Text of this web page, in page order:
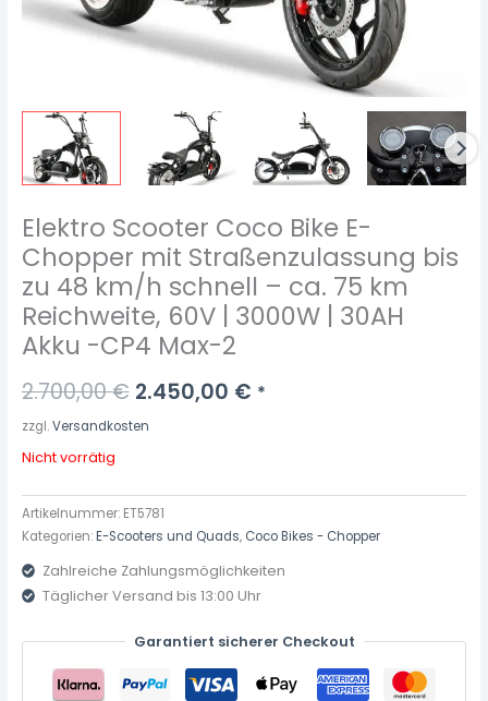
Elektro Scooter Coco Bike E-
Chopper mit Straßenzulassung bis
zu 48 km/h schnell – ca. 75 km
Reichweite, 60V | 3000W | 30AH
Akku -CP4 Max-2
2.700,00€ 2.450,00 € *
zzgl.Versandkosten
Nicht vorrätig
Artikelnummer: ET5781
Kategorien:E-Scooters und Quads, Coco Bikes - Chopper
Zahlreiche Zahlungsmöglichkeiten
Täglicher Versand bis 13:00 Uhr
Garantiert sicherer Checkout